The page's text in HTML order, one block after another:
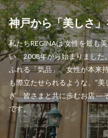
神戸から「美しさ」
私たちREGINAは 女性を最も
い、2008年から始まりました
ふれる「気品」、女性が本来
も際立たせられるような、”
ぎ、皆さまと共に歩むお店 ―
です。